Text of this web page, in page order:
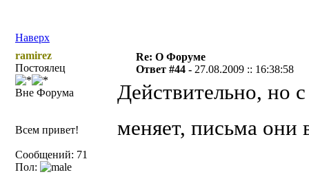
Наверх
ramirez
Постоялец
Вне Форума
Всем привет!
Сообщений: 71
Пол:
Re: О Форуме
Ответ #44 - 27.08.2009 :: 16:38:58
Действительно, но
меняет, письма они